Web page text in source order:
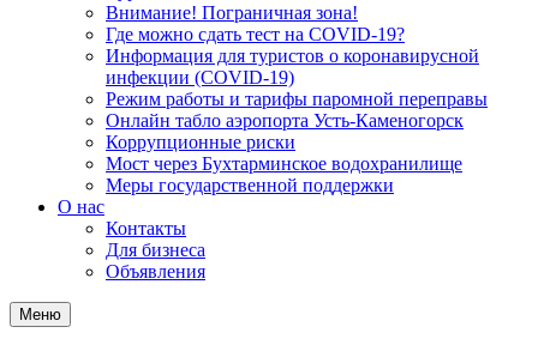
Внимание! Пограничная зона!
Где можно сдать тест на COVID-19?
Информация для туристов о коронавирусной
инфекции (COVID-19)
Режим работы и тарифы паромной переправы
Онлайн табло аэропорта Усть-Каменогорск
Коррупционные риски
Мост через Бухтарминское водохранилище
Меры государственной поддержки
О нас
Контакты
Для бизнеса
Объявления
Меню